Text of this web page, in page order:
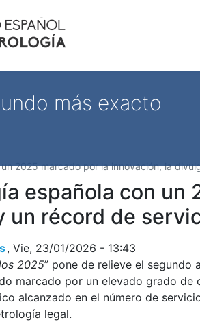
más exacto
2025 marcado por la innovación, la
española con un
un récord de
Vie, 23/01/2026 - 13:43
2025” pone de relieve el segundo
marcado por un elevado grado
alcanzado en el número de
legal.